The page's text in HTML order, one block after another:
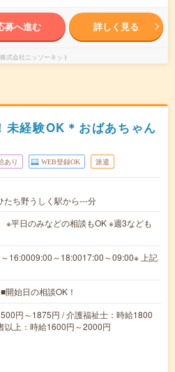
募へ進む 詳しく見る
株式会社ニッソーネット
未経験OK＊おばあちゃん
あり WEB登録OK 派遣
たち野うしく駅から---分
※平日のみなどの相談もOK ※週3なども
～16:0009:00～18:0017:00～09:00※ 上記
始日の相談OK！
円～1875円 / 介護福祉士：時給1800
以上：時給1600円～2000円